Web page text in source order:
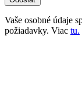
Vaše osobné údaje
požiadavky. Viac tu.